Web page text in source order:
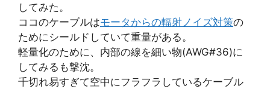
してみた。
ココのケーブルはモータからの輻射ノイズ対策の
ためにシールドしていて重量がある。
軽量化のために、内部の線を細い物(AWG#36)に
してみるも撃沈。
千切れ易すぎて空中にフラフラしているケーブル